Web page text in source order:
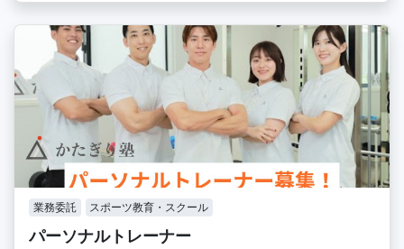
業務委託 スポーツ教育・スクール
パーソナルトレーナー